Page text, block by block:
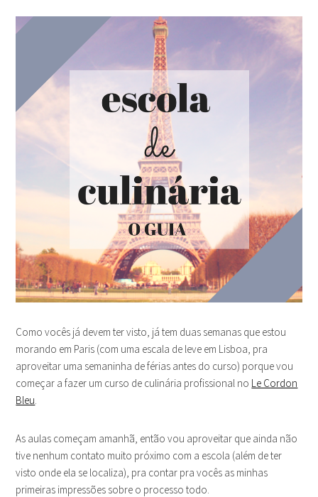
Como vocês já devem ter visto, já tem duas semanas que estou
morando em Paris (com uma escala de leve em Lisboa, pra
aproveitar uma semaninha de férias antes do curso) porque vou
começar a fazer um curso de culinária profissional no Le Cordon
Bleu.
As aulas começam amanhã, então vou aproveitar que ainda não
tive nenhum contato muito próximo com a escola (além de ter
visto onde ela se localiza), pra contar pra vocês as minhas
primeiras impressões sobre o processo todo.